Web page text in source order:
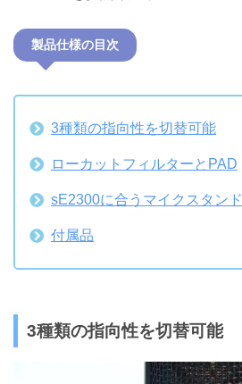
製品仕様の目次
3種類の指向性を切替可能
ローカットフィルターとPAD
sE2300に合うマイクスタンド
付属品
3種類の指向性を切替可能